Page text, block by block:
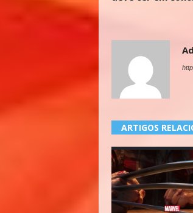
ARTIGOS